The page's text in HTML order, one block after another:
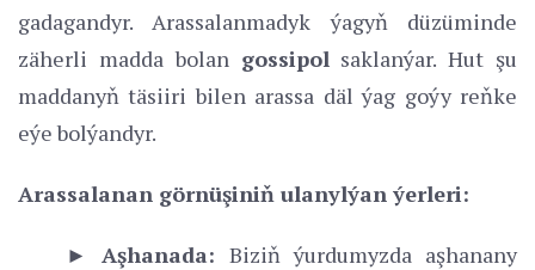
gadagandyr. Arassalanmadyk ýagyň düzüminde
zäherli madda bolan gossipolsaklanýar. Hut şu
maddanyň täsiiri bilen arassa däl ýag goýy reňke
eýe bolýandyr.
Arassalanan görnüşiniň ulanylýan ýerleri:
► Aşhanada: Biziň ýurdumyzda aşhanany